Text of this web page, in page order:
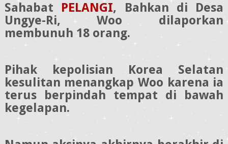
Sahabat PELANGI, Bahkan di Desa
Ungye-Ri, Woo dilaporkan
membunuh 18 orang.
Pihak kepolisian Korea Selatan
kesulitan menangkap Woo karena ia
terus berpindah tempat di bawah
kegelapan.